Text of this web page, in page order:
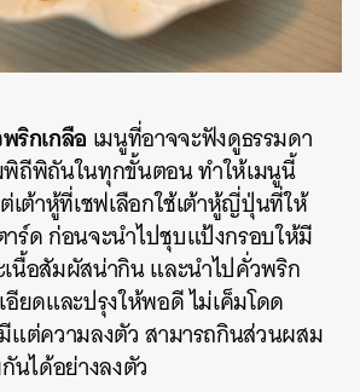
ริกเกลือ เมนูที่อาจจะฟังดูธรรมดา
ถีพิถันในทุกขั้นตอน ทำให้เมนูนี้
เต้าหู้ที่เชฟเลือกใช้เต้าหู้ญี่ปุ่นที่ให้
ร์ด ก่อนจะนำไปชุบแป้งกรอบให้มี
นื้อสัมผัสน่ากิน และนำไปคั่วพริก
ยดและปรุงให้พอดี ไม่เค็มโดด
แต่ความลงตัว สามารถกินส่วนผสม
นได้อย่างลงตัว